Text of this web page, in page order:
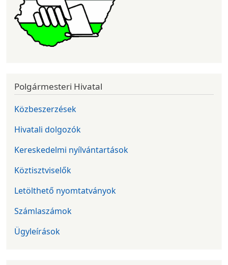
Polgármesteri Hivatal
Közbeszerzések
Hivatali dolgozók
Kereskedelmi nyílvántartások
Köztisztviselők
Letölthető nyomtatványok
Számlaszámok
Ügyleírások